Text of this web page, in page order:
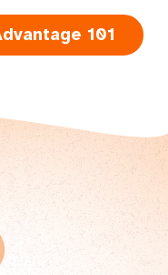
101